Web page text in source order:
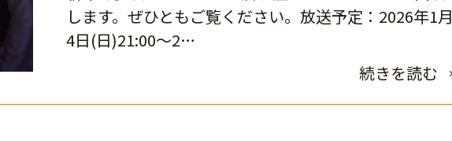
します。ぜひともご覧ください。放送予定：2026年1月
4日(日)21:00～2…
続きを読む